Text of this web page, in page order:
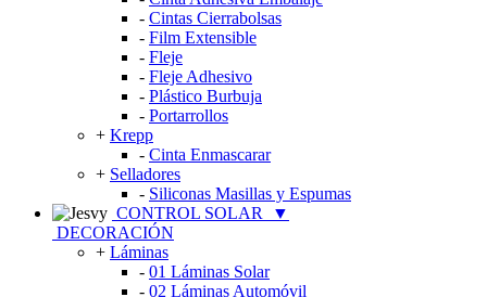
- Cintas Cierrabolsas
- Film Extensible
- Fleje
- Fleje Adhesivo
- Plástico Burbuja
- Portarrollos
+ Krepp
- Cinta Enmascarar
+ Selladores
- Siliconas Masillas y Espumas
CONTROL SOLAR
▼
DECORACIÓN
+ Láminas
- 01 Láminas Solar
- 02 Láminas Automóvil